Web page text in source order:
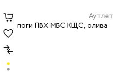
Аутлет